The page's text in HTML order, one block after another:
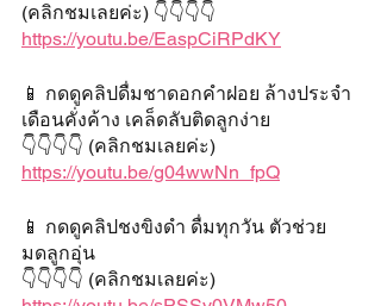
(คลิกชมเลยค่ะ) 👇👇👇👇
https://youtu.be/EaspCiRPdKY
📱 กดดูคลิปดื่มชาดอกคำฝอย ล้างประจำ
เดือนคั่งค้าง เคล็ดลับติดลูกง่าย
👇👇👇👇 (คลิกชมเลยค่ะ)
https://youtu.be/g04wwNn_fpQ
📱 กดดูคลิปชงขิงดำ ดื่มทุกวัน ตัวช่วย
มดลูกอุ่น
👇👇👇👇 (คลิกชมเลยค่ะ)